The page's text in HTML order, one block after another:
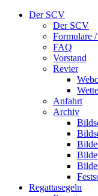
Der SCV
Der SCV
Formulare
FAQ
Vorstand
Revier
Anfahrt
Archiv
Regattasegeln